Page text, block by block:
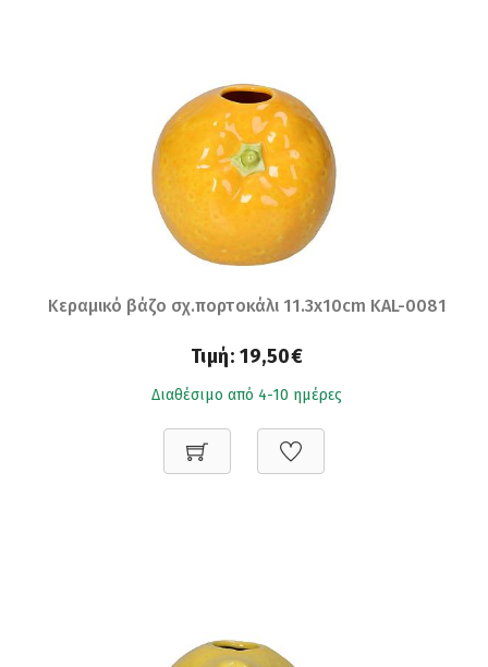
Κεραμικό βάζο σχ.πορτοκάλι 11.3x10cm KAL-0081
Τιμή: 19,50€
Διαθέσιμο από 4-10 ημέρες